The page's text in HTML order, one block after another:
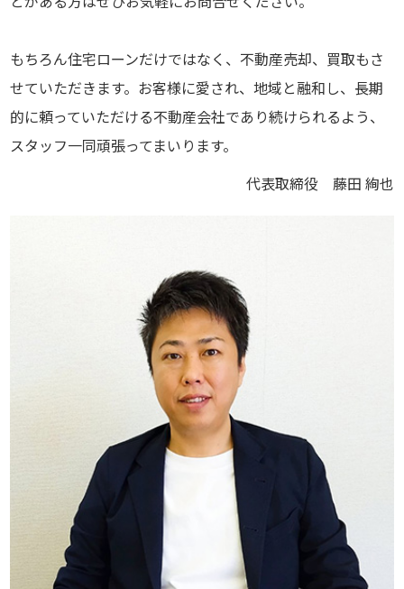
もちろん住宅ローンだけではなく、不動産売却、買取もさ
せていただきます。お客様に愛され、地域と融和し、長期
的に頼っていただける不動産会社であり続けられるよう、
スタッフ一同頑張ってまいります。
代表取締役 藤田 絢也